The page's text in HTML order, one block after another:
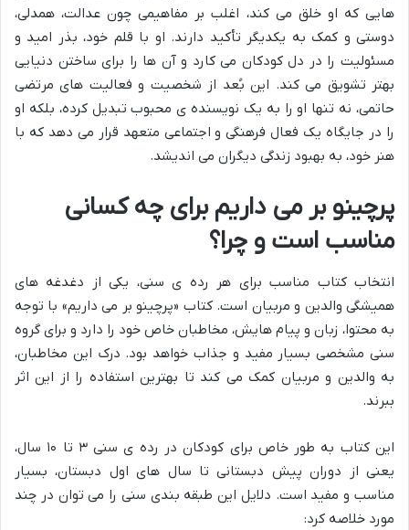
هایی که او خلق می کند، اغلب بر مفاهیمی چون عدالت، همدلی،
دوستی و کمک به یکدیگر تأکید دارند. او با قلم خود، بذر امید و
مسئولیت را در دل کودکان می کارد و آن ها را برای ساختن دنیایی
بهتر تشویق می کند. این بُعد از شخصیت و فعالیت های مرتضی
حاتمی، نه تنها او را به یک نویسنده ی محبوب تبدیل کرده، بلکه او
را در جایگاه یک فعال فرهنگی و اجتماعی متعهد قرار می دهد که با
هنر خود، به بهبود زندگی دیگران می اندیشد.
پرچینو بر می داریم برای چه کسانی
مناسب است و چرا؟
انتخاب کتاب مناسب برای هر رده ی سنی، یکی از دغدغه های
همیشگی والدین و مربیان است. کتاب «پرچینو بر می داریم» با توجه
به محتوا، زبان و پیام هایش، مخاطبان خاص خود را دارد و برای گروه
سنی مشخصی بسیار مفید و جذاب خواهد بود. درک این مخاطبان،
به والدین و مربیان کمک می کند تا بهترین استفاده را از این اثر
ببرند.
این کتاب به طور خاص برای کودکان در رده ی سنی ۳ تا ۱۰ سال،
یعنی از دوران پیش دبستانی تا سال های اول دبستان، بسیار
مناسب و مفید است. دلایل این طبقه بندی سنی را می توان در چند
مورد خلاصه کرد: